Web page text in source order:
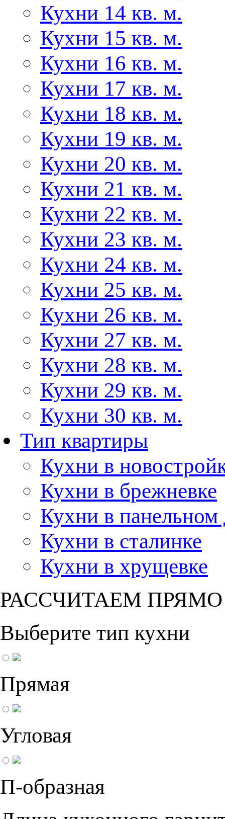
Кухни 14 кв. м.
Кухни 15 кв. м.
Кухни 16 кв. м.
Кухни 17 кв. м.
Кухни 18 кв. м.
Кухни 19 кв. м.
Кухни 20 кв. м.
Кухни 21 кв. м.
Кухни 22 кв. м.
Кухни 23 кв. м.
Кухни 24 кв. м.
Кухни 25 кв. м.
Кухни 26 кв. м.
Кухни 27 кв. м.
Кухни 28 кв. м.
Кухни 29 кв. м.
Кухни 30 кв. м.
Тип квартиры
Кухни в
Кухни в брежневке
Кухни в панельном
Кухни в сталинке
Кухни в хрущевке
РАССЧИТАЕМ
Выберите тип кухни
Прямая
Угловая
П-образная